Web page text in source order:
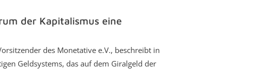
der Kapitalismus eine
des Monetative e.V., beschreibt in
Geldsystems, das auf dem Giralgeld der